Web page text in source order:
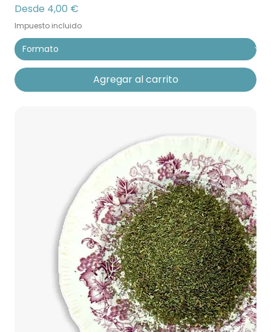
Desde 4,00 €
Precio de oferta
Impuesto incluido
Agregar al carrito